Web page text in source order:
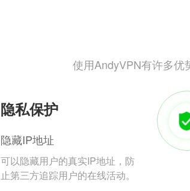
使用AndyVPN有许多优
隐私保护
隐藏IP地址
可以隐藏用户的真实IP地址，防
止第三方追踪用户的在线活动。